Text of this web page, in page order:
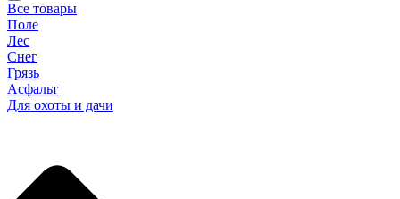
Все товары
Поле
Лес
Снег
Грязь
Асфальт
Для охоты и дачи